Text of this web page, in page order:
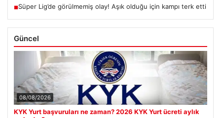
■Süper Lig’de görülmemiş olay! Aşık olduğu için kampı terk etti
Güncel
08/08/2026
KYK Yurt başvuruları ne zaman? 2026 KYK Yurt ücreti aylık